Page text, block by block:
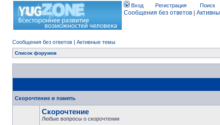
Вход Регистрация Поиск
Сообщения без ответов
Сообщения без ответов | Активные темы
Список форумов
Скорочтение и память
Скорочтение
Любые вопросы о скорочтении